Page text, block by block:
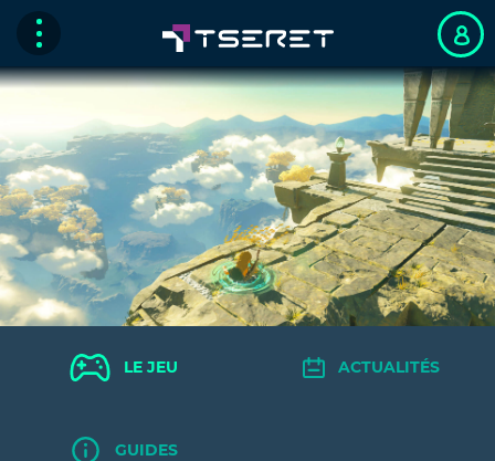
LE JEU ACTUALITÉS
GUIDES